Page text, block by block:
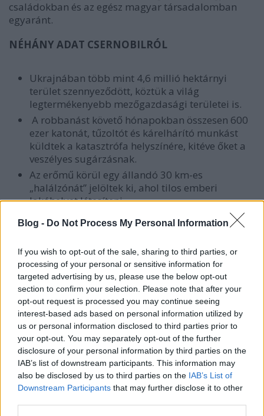
Blog - Do Not Process My Personal Information
If you wish to opt-out of the sale, sharing to third parties, or
processing of your personal or sensitive information for
targeted advertising by us, please use the below opt-out
section to confirm your selection. Please note that after your
opt-out request is processed you may continue seeing
interest-based ads based on personal information utilized by
us or personal information disclosed to third parties prior to
your opt-out. You may separately opt-out of the further
disclosure of your personal information by third parties on the
IAB’s list of downstream participants. This information may
also be disclosed by us to third parties on the IAB’s List of
Downstream Participants that may further disclose it to other
családokban és az egész magyar társadalomban
egyaránt.
NÉHÁNY ADAT CSERNOBILRÓL
Ukrajnában több mint 4,6 millió hektárnyi
terület szennyeződött, köztük a világ
legtermékenyebb mezőgazdasági területei is.
A robbanást követő hónapokban összesen 600
ezer katonát, tűzoltót és kárelhárító munkást
küldtek a katasztrófa helyszínére, kitéve őket a
veszélyes sugárzásnak.
Az erőmű körül egy állandó 30 km-es
„halálzónát” jelöltek ki, ahol tilos emberi
lakóhelyet létesíteni.
Röviddel a robbanás után Ukrajnában és
Belorussziában több ezer gyereket és felnőttet
hajhullás, fájdalmas kiütések). A gyermekek
körében megháromszorozódtak a daganatos
megbetegedések Ukrajnában 1986 után.
A BALESET KRONOLÓGIÁJA
1986. április 26.
éjjel 1:24: Bekövetkezik a robbanás: a reaktort a
hirtelen fejlődő nagymennyiségű gőz szétveti. A
reaktorban lévő 25 ezer tonna grafit kigyullad.
1:35 Megkezdik a turbinacsarnok tetején a tűzoltást.
1986. április 27.